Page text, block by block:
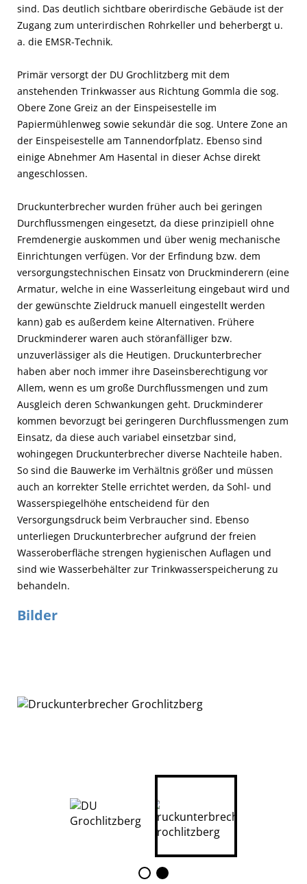
sind. Das deutlich sichtbare oberirdische Gebäude ist der
Zugang zum unterirdischen Rohrkeller und beherbergt u.
a. die EMSR-Technik.
Primär versorgt der DU Grochlitzberg mit dem
anstehenden Trinkwasser aus Richtung Gommla die sog.
Obere Zone Greiz an der Einspeisestelle im
Papiermühlenweg sowie sekundär die sog. Untere Zone an
der Einspeisestelle am Tannendorfplatz. Ebenso sind
einige Abnehmer Am Hasental in dieser Achse direkt
angeschlossen.
Druckunterbrecher wurden früher auch bei geringen
Durchflussmengen eingesetzt, da diese prinzipiell ohne
Fremdenergie auskommen und über wenig mechanische
Einrichtungen verfügen. Vor der Erfindung bzw. dem
versorgungstechnischen Einsatz von Druckminderern (eine
Armatur, welche in eine Wasserleitung eingebaut wird und
der gewünschte Zieldruck manuell eingestellt werden
kann) gab es außerdem keine Alternativen. Frühere
Druckminderer waren auch störanfälliger bzw.
unzuverlässiger als die Heutigen. Druckunterbrecher
haben aber noch immer ihre Daseinsberechtigung vor
Allem, wenn es um große Durchflussmengen und zum
Ausgleich deren Schwankungen geht. Druckminderer
kommen bevorzugt bei geringeren Durchflussmengen zum
Einsatz, da diese auch variabel einsetzbar sind,
wohingegen Druckunterbrecher diverse Nachteile haben.
So sind die Bauwerke im Verhältnis größer und müssen
auch an korrekter Stelle errichtet werden, da Sohl- und
Wasserspiegelhöhe entscheidend für den
Versorgungsdruck beim Verbraucher sind. Ebenso
unterliegen Druckunterbrecher aufgrund der freien
Wasseroberfläche strengen hygienischen Auflagen und
sind wie Wasserbehälter zur Trinkwasserspeicherung zu
behandeln.
Bilder